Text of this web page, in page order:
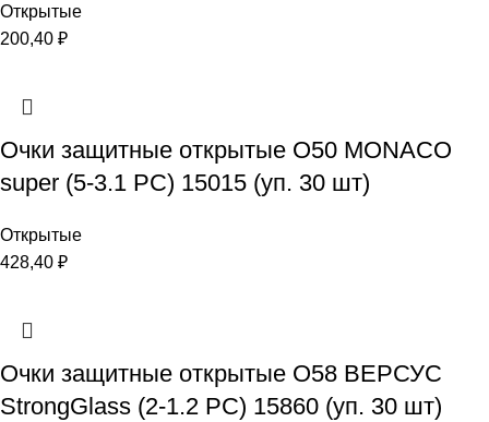
Открытые
200,40 ₽
Очки защитные открытые О50 MONACO
super (5-3.1 PC) 15015 (уп. 30 шт)
Открытые
428,40 ₽
Очки защитные открытые О58 ВЕРСУС
StrongGlass (2-1.2 РС) 15860 (уп. 30 шт)